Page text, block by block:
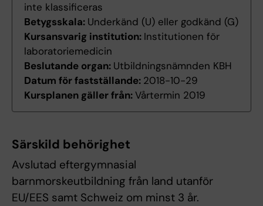
inte klassificeras
Betygsskala: Underkänd (U) eller godkänd (G)
Kursansvarig institution: Institutionen för
laboratoriemedicin
Beslutande organ: Utbildningsnämnden KBH
Datum för fastställande: 2018-10-29
Kursplanen gäller från:Vårtermin 2019
Särskild behörighet
Avslutad eftergymnasial
barnmorskeutbildning från land utanför
EU/EES samt Schweiz om minst 3 år.